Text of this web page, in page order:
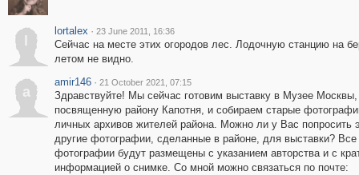
lortalex · 23 June 2011, 16:36
Сейчас на месте этих огородов лес. Лодочную станцию на
летом не видно.
a
amir146 · 21 October 2021, 07:15
Здравствуйте! Мы сейчас готовим выставку в Музее Москвы,
посвященную району Капотня, и собираем старые
личных архивов жителей района. Можно ли у Вас попросить
другие фотографии, сделанные в районе, для выставки? Все
фотографии будут размещены с указанием авторства и с
информацией о снимке. Со мной можно связаться по почте: